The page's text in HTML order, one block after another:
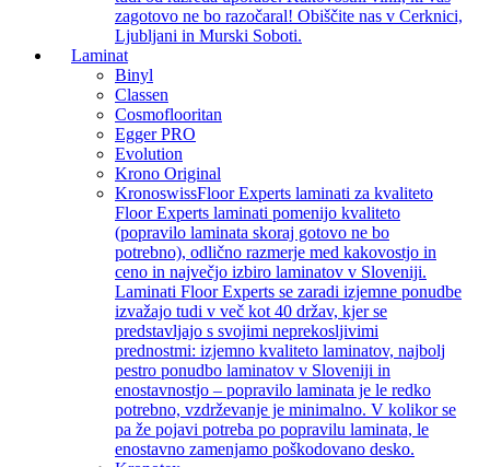
zagotovo ne bo razočaral! Obiščite nas v Cerknici,
Ljubljani in Murski Soboti.
Laminat
Binyl
Classen
Cosmoflooritan
Egger PRO
Evolution
Krono Original
KronoswissFloor Experts laminati za kvaliteto
Floor Experts laminati pomenijo kvaliteto
(popravilo laminata skoraj gotovo ne bo
potrebno), odlično razmerje med kakovostjo in
ceno in največjo izbiro laminatov v Sloveniji.
Laminati Floor Experts se zaradi izjemne ponudbe
izvažajo tudi v več kot 40 držav, kjer se
predstavljajo s svojimi neprekosljivimi
prednostmi: izjemno kvaliteto laminatov, najbolj
pestro ponudbo laminatov v Sloveniji in
enostavnostjo – popravilo laminata je le redko
potrebno, vzdrževanje je minimalno. V kolikor se
pa že pojavi potreba po popravilu laminata, le
enostavno zamenjamo poškodovano desko.